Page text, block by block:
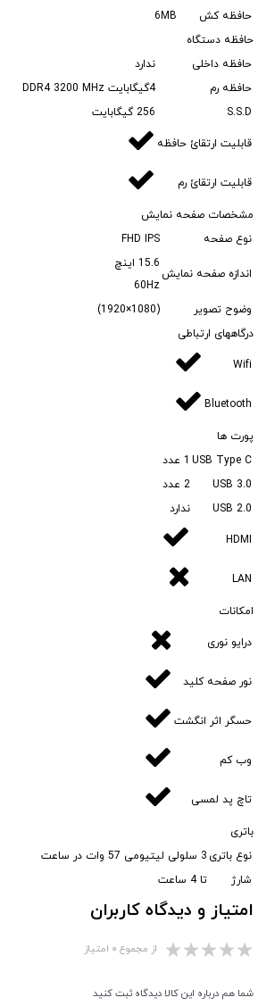
حافظه کش
6MB
حافظه دستگاه
حافظه داخلی
ندارد
حافظه رم
4گیگابایت DDR4 3200 MHz
S.S.D
256 گیگابایت
قابلیت ارتقائ حافظه
قابلیت ارتقائ رم
مشخصات صفحه نمایش
نوع صفحه
FHD IPS
اندازه صفحه نمایش
15.6 اینچ
60Hz
وضوح تصویر
(1080×1920)
درگاههای ارتباطی
Wifi
Bluetooth
پورت ها
USB Type C 1 عدد
USB 3.0
2 عدد
USB 2.0
ندارد
HDMI
LAN
امکانات
درایو نوری
نور صفحه کلید
حسگر اثر انگشت
وب کم
تاچ پد لمسی
باتری
نوع باتری 3 سلولی لیتیومی 57 وات در ساعت
شارژ
تا 4 ساعت
امتیاز و دیدگاه کاربران
از مجموع ۰ امتیاز
شما هم درباره این کالا دیدگاه ثبت کنید